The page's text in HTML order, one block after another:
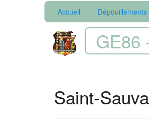
Accueil Dépouillements
GE86
Saint-